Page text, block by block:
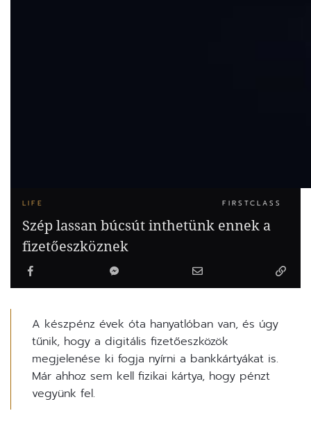
LIFE FIRSTCLASS
Szép lassan búcsút inthetünk ennek a
fizetőeszköznek
A készpénz évek óta hanyatlóban van, és úgy
tűnik, hogy a digitális fizetőeszközök
megjelenése ki fogja nyírni a bankkártyákat is.
Már ahhoz sem kell fizikai kártya, hogy pénzt
vegyünk fel.